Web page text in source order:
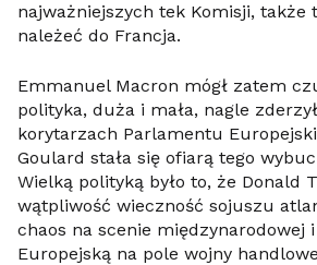
najważniejszych tek Komisji, także
należeć do Francja.
Emmanuel Macron mógł zatem
polityka, duża i mała, nagle
korytarzach Parlamentu
Goulard stała się ofiarą tego
Wielką polityką było to, że Donald
wątpliwość wieczność sojuszu
chaos na scenie międzynarodowej
Europejską na pole wojny